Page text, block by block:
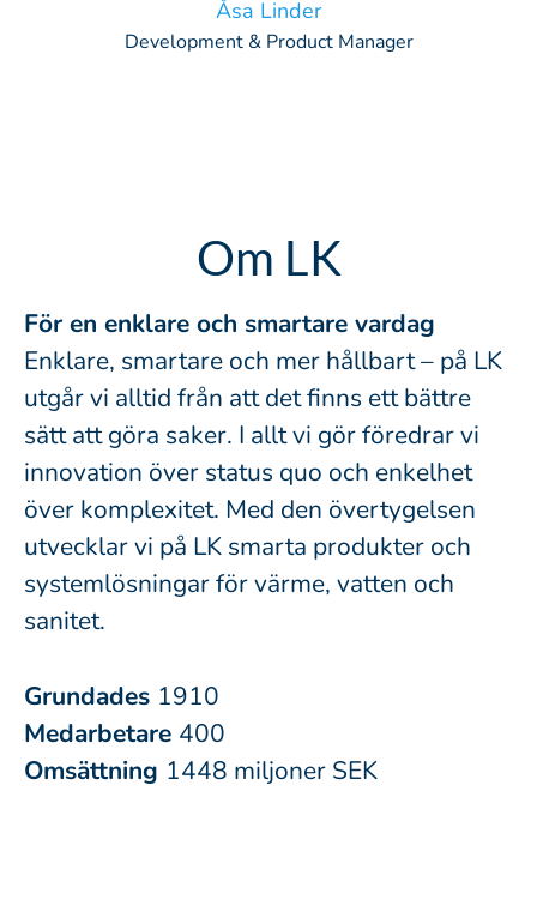
Åsa Linder
Development & Product Manager
Om LK
För en enklare och smartare vardag
Enklare, smartare och mer hållbart – på LK
utgår vi alltid från att det finns ett bättre
sätt att göra saker. I allt vi gör föredrar vi
innovation över status quo och enkelhet
över komplexitet. Med den övertygelsen
utvecklar vi på LK smarta produkter och
systemlösningar för värme, vatten och
sanitet.
Grundades 1910
Medarbetare 400
Omsättning 1448 miljoner SEK